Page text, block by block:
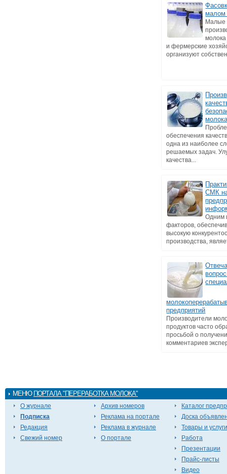
малом
Малые
молока
и фермерские
организуют
обеспечения
одна из наиболее
решаемых задач.
качества...
СМК
Одним
факторов,
высокую
производства,
предприятий
Производители
продуктов часто
просьбой о
комментариев
МЕНЮ ПОРТАЛА "ПЕРЕРАБОТКА МОЛОКА"
О журнале
Подписка
Редакция
Свежий номер
Архив номеров
Реклама на портале
Реклама в журнале
О портале
Каталог
Доска
Товары и услуги
Работа
Презентации
Прайс-листы
Видео